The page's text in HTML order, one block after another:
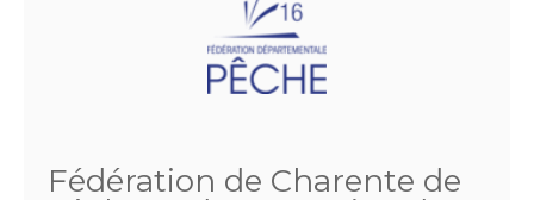
Fédération de Charente de